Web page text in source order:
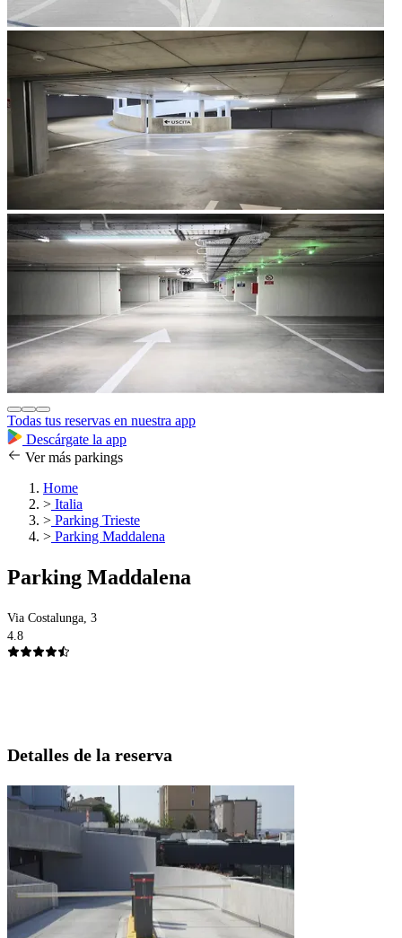
Todas tus reservas en nuestra app
Descárgate la app
Ver más parkings
Home
> Italia
> Parking Trieste
> Parking Maddalena
Parking Maddalena
Via Costalunga, 3
4.8
Detalles de la reserva